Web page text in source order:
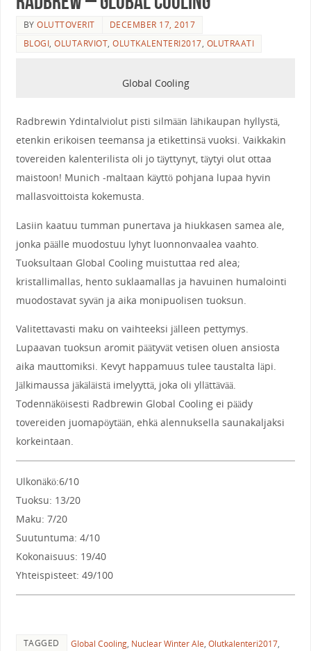
BYOLUTTOVERIT
DECEMBER 17, 2017
BLOGI,OLUTARVIOT,OLUTKALENTERI2017, OLUTRAATI
Global Cooling
Radbrewin Ydintalviolut pisti silmään lähikaupan hyllystä,
etenkin erikoisen teemansa ja etikettinsä vuoksi. Vaikkakin
tovereiden kalenterilista oli jo täyttynyt, täytyi olut ottaa
maistoon! Munich -maltaan käyttö pohjana lupaa hyvin
mallasvoittoista kokemusta.
Lasiin kaatuu tumman punertava ja hiukkasen samea ale,
jonka päälle muodostuu lyhyt luonnonvaalea vaahto.
Tuoksultaan Global Cooling muistuttaa red alea;
kristallimallas, hento suklaamallas ja havuinen humalointi
muodostavat syvän ja aika monipuolisen tuoksun.
Valitettavasti maku on vaihteeksi jälleen pettymys.
Lupaavan tuoksun aromit päätyvät vetisen oluen ansiosta
aika mauttomiksi. Kevyt happamuus tulee taustalta läpi.
Jälkimaussa jäkäläistä imelyyttä, joka oli yllättävää.
Todennäköisesti Radbrewin Global Cooling ei päädy
tovereiden juomapöytään, ehkä alennuksella saunakaljaksi
korkeintaan.
Ulkonäkö:6/10
Tuoksu: 13/20
Maku: 7/20
Suutuntuma: 4/10
Kokonaisuus: 19/40
Yhteispisteet: 49/100
TAGGED Global Cooling, Nuclear Winter Ale, Olutkalenteri2017,